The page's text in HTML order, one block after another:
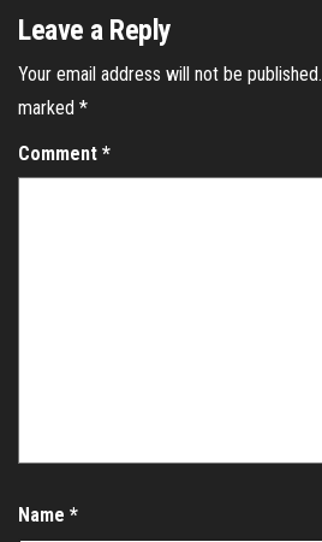
Leave a Reply
Your email address will not be published.
marked *
Comment *
Name *